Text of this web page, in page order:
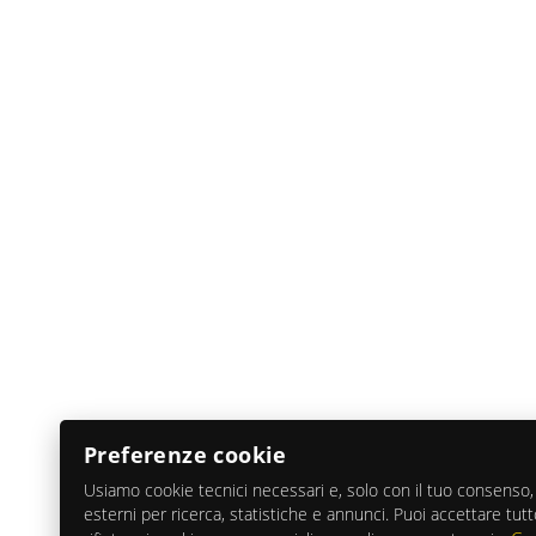
Preferenze cookie
Usiamo cookie tecnici necessari e, solo con il tuo consenso,
esterni per ricerca, statistiche e annunci. Puoi accettare